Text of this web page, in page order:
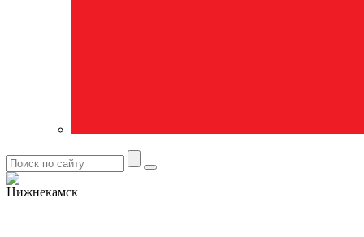
Нижнекамск